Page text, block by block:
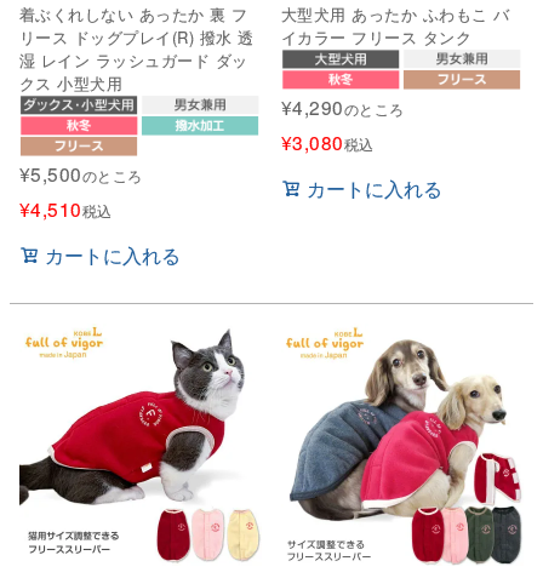
着ぶくれしない あったか 裏 フ
リース ドッグプレイ(R) 撥水 透
湿 レイン ラッシュガード ダッ
クス 小型犬用
¥5,500のところ
¥4,510税込
カートに入れる
大型犬用 あったか ふわもこ バ
イカラー フリース タンク
¥4,290のところ
¥3,080税込
カートに入れる